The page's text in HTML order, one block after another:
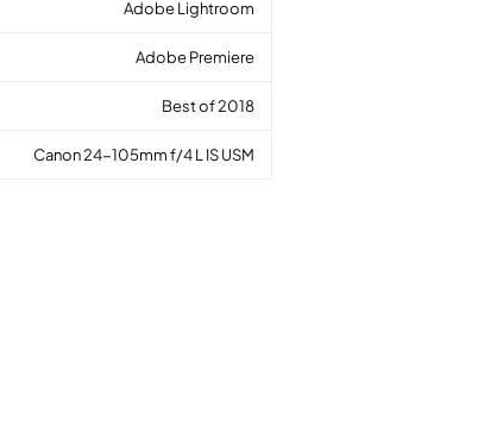
Adobe Lightroom
Adobe Premiere
Best of 2018
Canon 24-105mm f/4 L IS USM